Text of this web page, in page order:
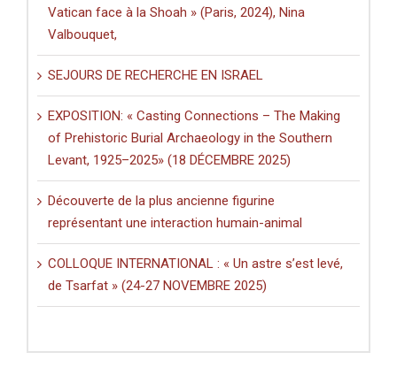
Vatican face à la Shoah » (Paris, 2024), Nina
Valbouquet,
SEJOURS DE RECHERCHE EN ISRAEL
EXPOSITION: « Casting Connections – The Making
of Prehistoric Burial Archaeology in the Southern
Levant, 1925–2025» (18 DÉCEMBRE 2025)
Découverte de la plus ancienne figurine
représentant une interaction humain-animal
COLLOQUE INTERNATIONAL : « Un astre s’est levé,
de Tsarfat » (24-27 NOVEMBRE 2025)